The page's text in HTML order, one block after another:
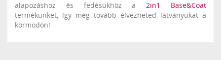
alapozáshoz és fedésükhöz a2in1 Base&Coat
termékünket, így még tovább élvezheted látványukat a
körmödön!